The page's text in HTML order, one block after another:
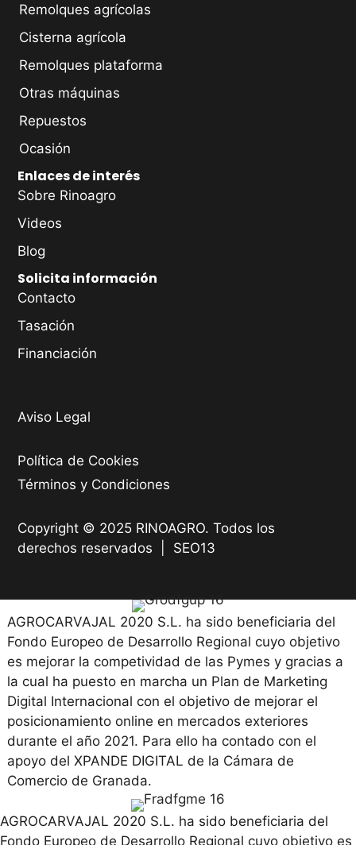
Remolques agrícolas
Cisterna agrícola
Remolques plataforma
Otras máquinas
Repuestos
Ocasión
Enlaces de interés
Sobre Rinoagro
Videos
Blog
Solicita información
Contacto
Tasación
Financiación
Aviso Legal
Política de Cookies
Términos y Condiciones
Copyright © 2025 RINOAGRO. Todos los
derechos reservados | SEO13
AGROCARVAJAL 2020 S.L. ha sido beneficiaria del
Fondo Europeo de Desarrollo Regional cuyo objetivo
es mejorar la competividad de las Pymes y gracias a
la cual ha puesto en marcha un Plan de Marketing
Digital Internacional con el objetivo de mejorar el
posicionamiento online en mercados exteriores
durante el año 2021. Para ello ha contado con el
apoyo del XPANDE DIGITAL de la Cámara de
Comercio de Granada.
AGROCARVAJAL 2020 S.L. ha sido beneficiaria del
Fondo Europeo de Desarrollo Regional cuyo objetivo es